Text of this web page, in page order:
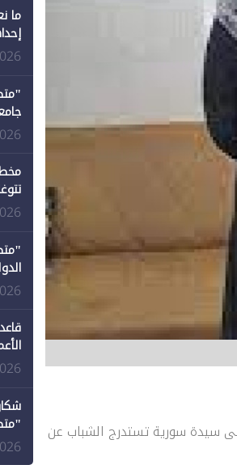
سيدة سورية تستدرج الشباب عن
ما
12 عامًا و6 جامعات كان نصيبها 1% فقط